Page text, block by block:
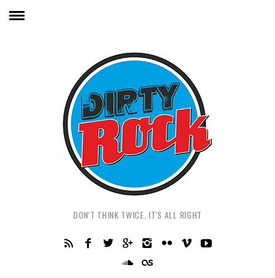
DON'T THINK TWICE, IT'S ALL RIGHT